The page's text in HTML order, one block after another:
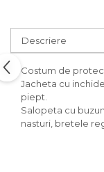
Descriere
Costum de
Jacheta cu
piept.
Salopeta cu
nasturi, bretele